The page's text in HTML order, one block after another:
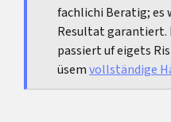
Verteilung von Care-
fachlichi Beratig;
Resultat garantiert.
passiert uf eigets
üsemvollständige